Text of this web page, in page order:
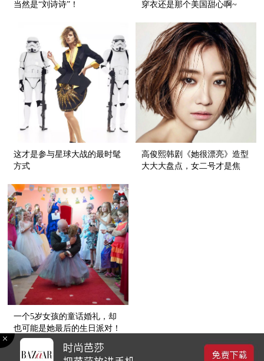
当然是“刘诗诗”！
穿衣还是那个美国甜心啊~
这才是参与星球大战的最时髦
方式
高俊熙韩剧《她很漂亮》造型
大大大盘点，女二号才是焦
一个5岁女孩的童话婚礼，却
也可能是她最后的生日派对！